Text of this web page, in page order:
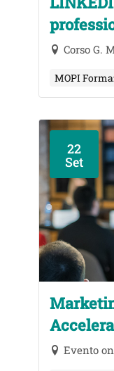
il Corso G.
MOPI
22
Set
Evento